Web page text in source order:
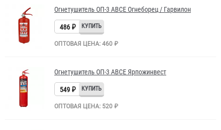
Огнетушитель ОП-3 АВСЕ Огнеборец / Гарвилон
486 ₽
ОПТОВАЯ ЦЕНА: 460 ₽
Огнетушитель ОП-3 АВСЕ Ярпожинвест
549 ₽
ОПТОВАЯ ЦЕНА: 520 ₽